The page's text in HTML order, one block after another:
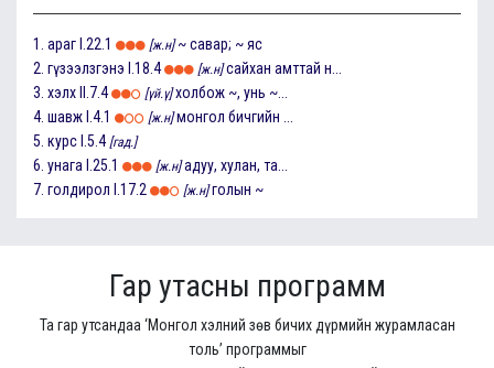
1. араг I.22.1 [ж.н] ~ савар; ~ яс
2. гүзээлзгэнэ I.18.4 [ж.н] сайхан амттай н...
3. хэлх II.7.4 [үй.ү] холбож ~, унь ~...
4. шавж I.4.1 [ж.н] монгол бичгийн ...
5. курс I.5.4 [гад.]
6. унага I.25.1 [ж.н] адуу, хулан, та...
7. голдирол I.17.2 [ж.н] голын ~
Гар утасны программ
Та гар утсандаа ‘Монгол хэлний зөв бичих дүрмийн журамласан
толь’ программыг